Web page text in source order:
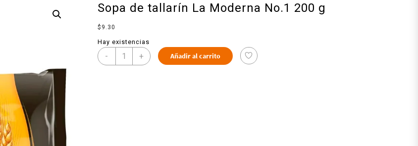
Sopa de tallarín La Moderna No.1 200 g
$ 9.30
Hay existencias
- + Añadir al carrito